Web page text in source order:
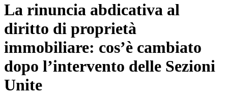
La rinuncia abdicativa al
diritto di proprietà
immobiliare: cos’è cambiato
dopo l’intervento delle Sezioni
Unite